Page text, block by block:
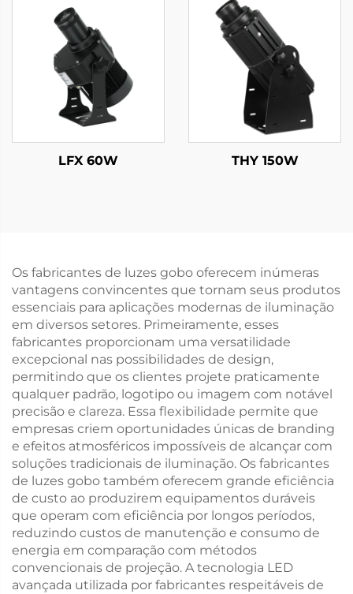
Controle Remoto –
Perfeito para Fachadas
e Placas
LFX 60W THY 150W
Os fabricantes de luzes gobo oferecem inúmeras
vantagens convincentes que tornam seus produtos
essenciais para aplicações modernas de iluminação
em diversos setores. Primeiramente, esses
fabricantes proporcionam uma versatilidade
excepcional nas possibilidades de design,
permitindo que os clientes projete praticamente
qualquer padrão, logotipo ou imagem com notável
precisão e clareza. Essa flexibilidade permite que
empresas criem oportunidades únicas de branding
e efeitos atmosféricos impossíveis de alcançar com
soluções tradicionais de iluminação. Os fabricantes
de luzes gobo também oferecem grande eficiência
de custo ao produzirem equipamentos duráveis
que operam com eficiência por longos períodos,
reduzindo custos de manutenção e consumo de
energia em comparação com métodos
convencionais de projeção. A tecnologia LED
avançada utilizada por fabricantes respeitáveis de